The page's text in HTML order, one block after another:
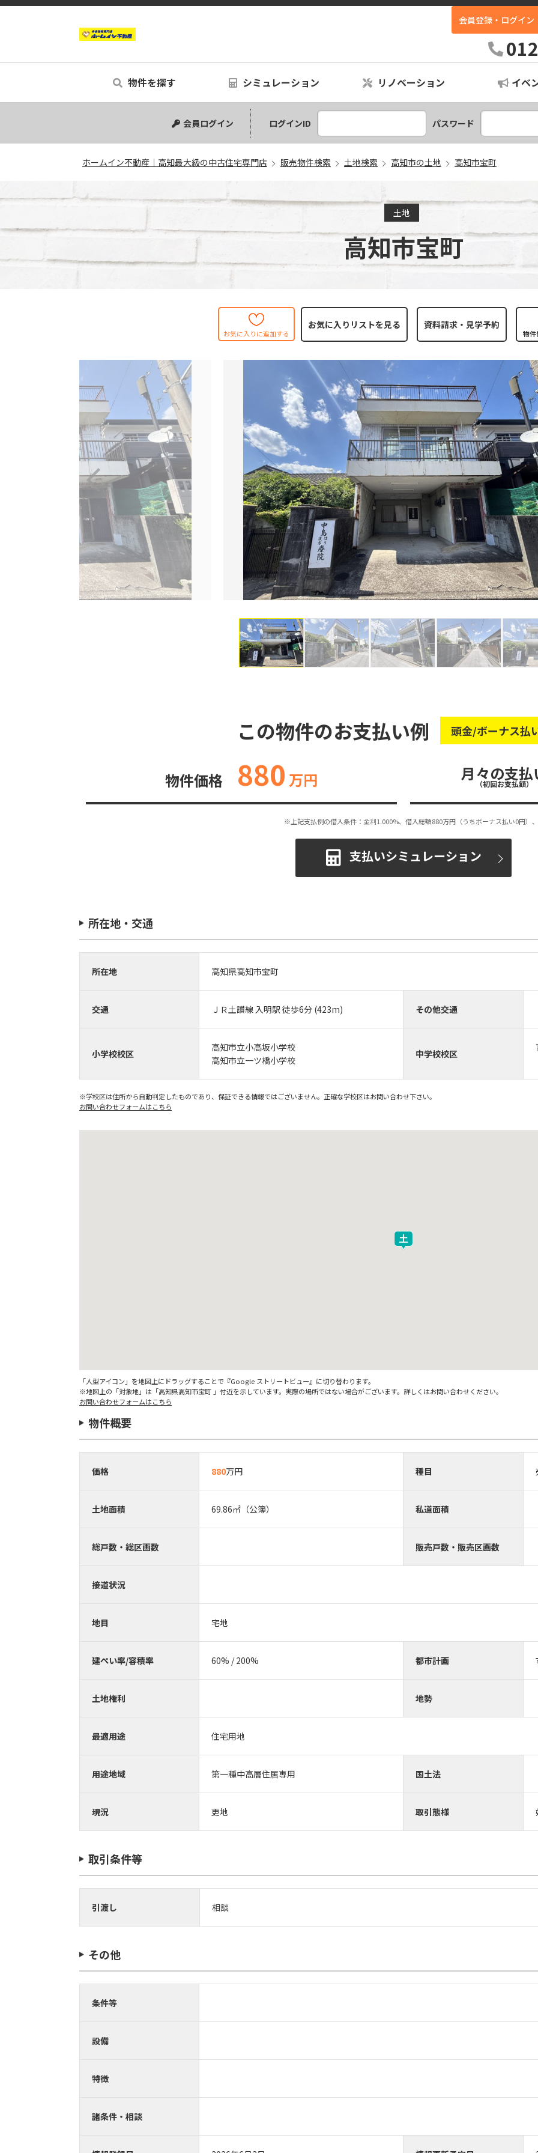
ホームイン不動産｜高知最大級の中古住宅専門店
会員登録・ログイン
物件を探す
中古一戸建て
中古マンション
事業用
新築一戸建て
土地
シミュレーション
シミュレーション
リノベーションプラン
リノベーション イベ
会員ログイン ログインID パスワード
ホームイン不動産｜高知最大級の中古住宅専門店 販売物件検索 土地検索 高知市の土地 高知市宝町
土地
高知市宝町
お気に入りに追加する
お気に入りリストを見る
物件
この物件のお支払い例 頭金/ボーナス払
物件価格 880 万円 月々の支払
（初回お支払額）
※上記支払例の借入条件：金利1.000%、借入総額880万円（うちボーナス払い0円）
支払いシミュレーション
所在地・交通
所在地 高知県高知市宝町
交通 ＪＲ土讃線 入明駅 徒歩6分 (423m) その他交通
小学校校区
高知市立小高坂小学校
高知市立一ツ橋小学校
中学校校区
※学校区は住所から自動判定したものであり、保証できる情報ではございません。正確な学校区はお問い合わせ下さい。
お問い合わせフォームはこちら
「人型アイコン」を地図上にドラッグすることで『Google ストリートビュー』に切り替わります。
※地図上の「対象地」は「高知県高知市宝町 」付近を示しています。実際の場所ではない場合がございます。詳しくはお問い合わせください。
お問い合わせフォームはこちら
物件概要
価格 880万円 種目
土地面積 69.86㎡（公簿） 私道面積
総戸数・総区画数 販売戸数・販売区画数
接道状況
地目 宅地
建ぺい率/容積率 60% / 200% 都市計画
土地権利 地勢
最適用途 住宅用地
用途地域 第一種中高層住居専用 国土法
現況 更地 取引態様
取引条件等
引渡し 相談
その他
条件等
設備
特徴
諸条件・相談